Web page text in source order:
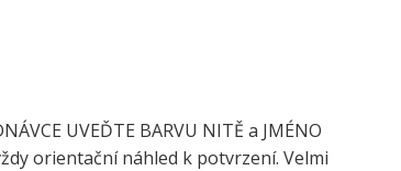
UVEĎTE BARVU NITĚ a JMÉNO
orientační náhled k potvrzení. Velmi